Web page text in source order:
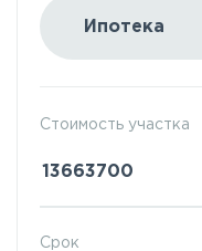
Ипотека
Стоимость участка
Срок